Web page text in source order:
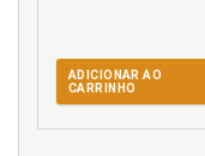
ADICIONAR AO
CARRINHO